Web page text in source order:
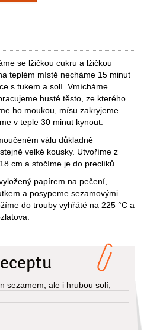
se lžičkou cukru a lžičkou
teplém místě necháme 15 minut
s tukem a solí. Vmícháme
husté těsto, ze kterého
ho moukou, mísu zakryjeme
v teple 30 minut kynout.
válu důkladně
velké kousky. Utvoříme z
cm a stočíme je do preclíků.
papírem na pečení,
a posypeme sezamovými
do trouby vyhřáté na 225 °C a
sezamem, ale i hrubou solí,